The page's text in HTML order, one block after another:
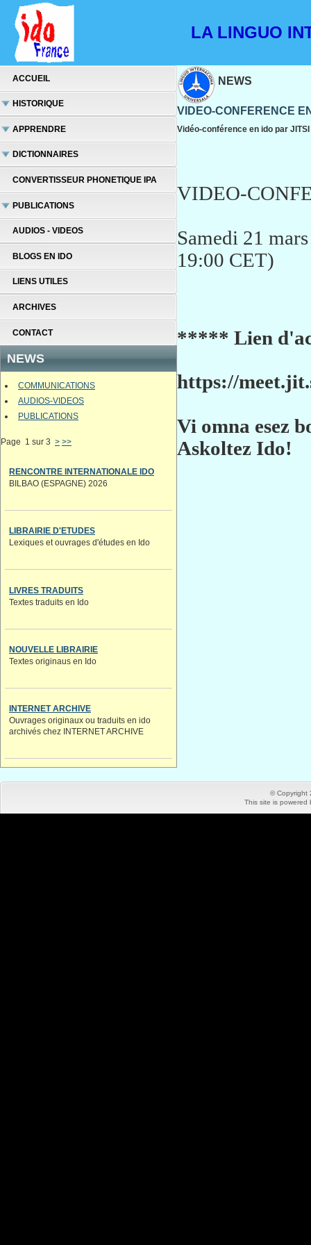
LA LINGUO
ACCUEIL
HISTORIQUE
APPRENDRE
DICTIONNAIRES
CONVERTISSEUR PHONETIQUE IPA
PUBLICATIONS
AUDIOS - VIDEOS
BLOGS EN IDO
LIENS UTILES
ARCHIVES
CONTACT
NEWS
COMMUNICATIONS
AUDIOS-VIDEOS
PUBLICATIONS
Page 1 sur 3 > >>
RENCONTRE INTERNATIONALE IDO
BILBAO (ESPAGNE) 2026
LIBRAIRIE D'ETUDES
Lexiques et ouvrages d'études en Ido
LIVRES TRADUITS
Textes traduits en Ido
NOUVELLE LIBRAIRIE
Textes originaus en Ido
INTERNET ARCHIVE
Ouvrages originaux ou traduits en ido
archivés chez INTERNET ARCHIVE
NEWS
VIDEO-CONFERENCE
Vidéo-conférence en ido par JITSI
VIDEO-
Samedi 21
19:00 CET)
***** Lien
https://
Vi omna esez
Askoltez Ido!
© Copyright
This site is powered